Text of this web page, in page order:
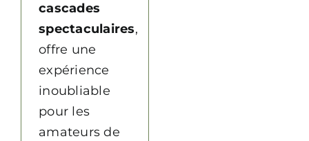
cascades
spectaculaires,
offre une
expérience
inoubliable
pour les
amateurs de